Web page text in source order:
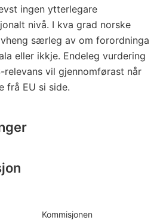
ingen ytterlegare
nivå. I kva grad norske
særleg av om forordninga
eller ikkje. Endeleg vurdering
vil gjennomførast når
frå EU si side.
Kommisjonen